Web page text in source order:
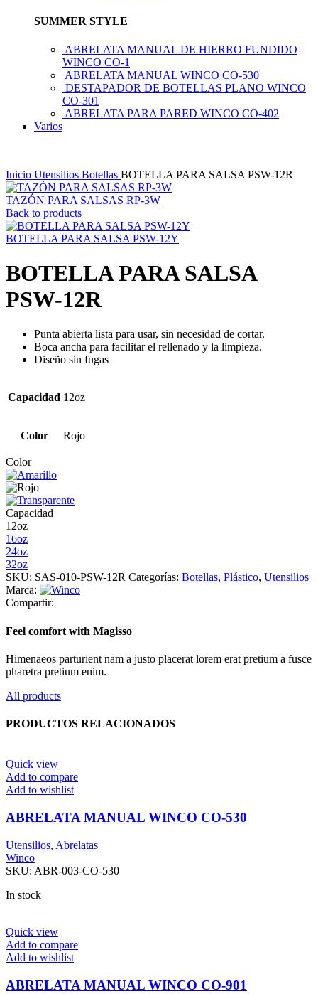
SUMMER STYLE
ABRELATA MANUAL DE HIERRO FUNDIDO
WINCO CO-1
ABRELATA MANUAL WINCO CO-530
DESTAPADOR DE BOTELLAS PLANO WINCO
CO-301
ABRELATA PARA PARED WINCO CO-402
Varios
Inicio Utensilios Botellas BOTELLA PARA SALSA PSW-12R
TAZÓN PARA SALSAS RP-3W
Back to products
BOTELLA PARA SALSA PSW-12Y
BOTELLA PARA SALSA
PSW-12R
Punta abierta lista para usar, sin necesidad de cortar.
Boca ancha para facilitar el rellenado y la limpieza.
Diseño sin fugas
Capacidad 12oz
Color Rojo
Color
Capacidad
12oz
16oz
24oz
32oz
SKU: SAS-010-PSW-12R Categorías: Botellas, Plástico, Utensilios
Marca:
Compartir:
Feel comfort with Magisso
Himenaeos parturient nam a justo placerat lorem erat pretium a fusce
pharetra pretium enim.
All products
PRODUCTOS RELACIONADOS
Quick view
Add to compare
Add to wishlist
ABRELATA MANUAL WINCO CO-530
Utensilios, Abrelatas
Winco
SKU: ABR-003-CO-530
In stock
Quick view
Add to compare
Add to wishlist
ABRELATA MANUAL WINCO CO-901